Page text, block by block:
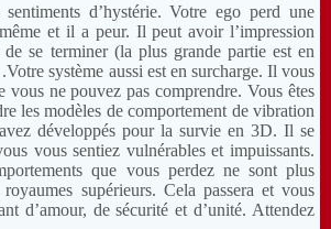
d’hystérie. Votre ego perd une
et il a peur. Il peut avoir l’impression
se terminer (la plus grande partie est en
système aussi est en surcharge. Il vous
vous ne pouvez pas comprendre. Vous êtes
les modèles de comportement de vibration
développés pour la survie en 3D. Il se
vous sentiez vulnérables et impuissants.
que vous perdez ne sont plus
royaumes supérieurs. Cela passera et vous
d’amour, de sécurité et d’unité. Attendez